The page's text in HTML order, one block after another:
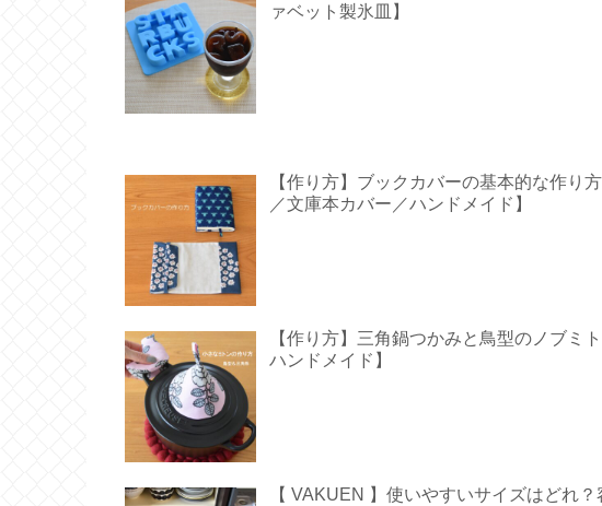
ァベット製氷皿】
【作り方】ブックカバーの基本的な作り
／文庫本カバー／ハンドメイド】
【作り方】三角鍋つかみと鳥型のノブミ
ハンドメイド】
【 VAKUEN 】使いやすいサイズはどれ